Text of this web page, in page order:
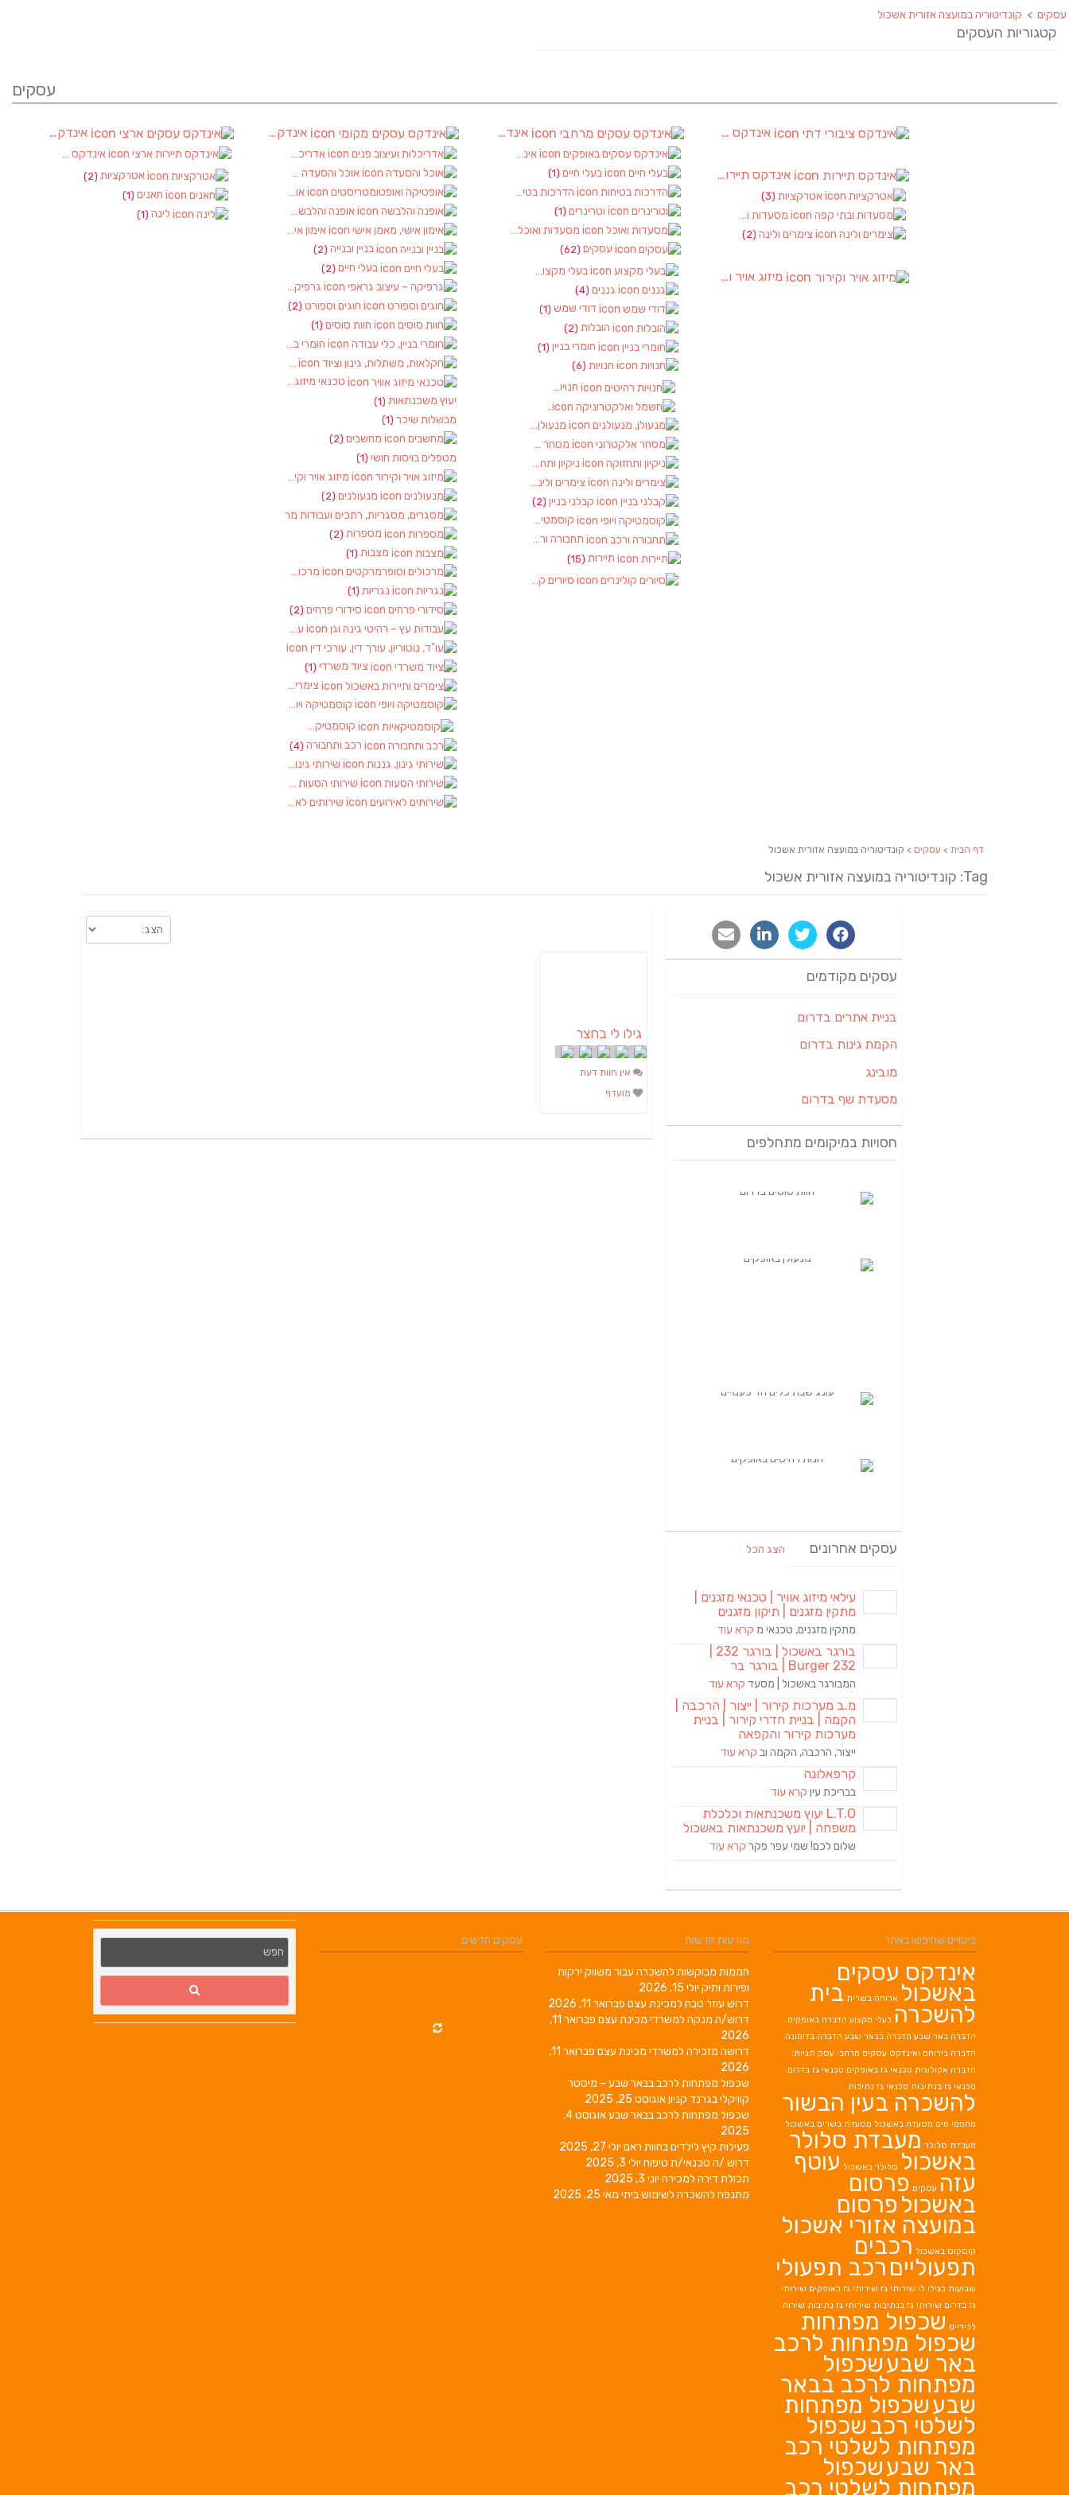
עסקים > קונדיטוריה במועצה אזורית אשכול
קטגוריות העסקים
עסקים
אינדקס עסקים ארצי
אינדקס תיירות ארצי
אטרקציות (2)
חאנים (1)
לינה (1)
אינדקס עסקים מקומי (90)
אדריכלות ועיצוב פנים (2)
אוכל והסעדה (17)
אופטיקה ואופטומטריסטים (1)
אופנה והלבשה
אימון אישי, מאמן אישי
בניין ובנייה (2)
בעלי חיים (2)
גרפיקה – עיצוב גראפי
חוגים וספורט (2)
חוות סוסים (1)
חומרי בניין, כלי עבודה
טכנאי מיזוג אוויר
יעוץ משכנתאות (1)
מבשלות שיכר (1)
מחשבים (2)
מטפלים בויסות חושי (1)
מיזוג אויר וקירור
מנעולנים (2)
מספרות (2)
מצבות (1)
מרכולים וסופרמרקטים
נגריות (1)
סידורי פרחים (2)
עבודות עץ – רהיטי גינה וגן
ציוד משרדי (1)
צימרים ותיירות באשכול
קוסמטיקה ויופי
קוסמטיקאיות
רכב ותחבורה (4)
שירותי גינון, גננות
שירותי הסעות (1)
שירותים לאירועים
אינדקס עסקים מרחבי (97)
אינדקס עסקים באופקים (8)
בעלי חיים (1)
הדרכות בטיחות
וטרינרים (1)
מסעדות ואוכל (3)
עסקים (62)
בעלי מקצוע
גננים (4)
דודי שמש (1)
הובלות (2)
חומרי בניין (1)
חנויות (6)
חנויות רהיטים
חשמל ואלקטרוניקה
מנעולן, מנעולנים
מסחר אלקטרוני
ניקיון ותחזוקה
צימרים ולינה
קבלני בניין (2)
קוסמטיקה ויופי
תחבורה ורכב
תיירות (15)
סיורים קולינרים
אינדקס ציבורי דתי (4)
אינדקס תיירות
אטרקציות (3)
מסעדות ובתי קפה
צימרים ולינה (2)
מיזוג אויר וקירור
דף הבית > עסקים > קונדיטוריה במועצה אזורית אשכול
Tag: קונדיטוריה במועצה אזורית אשכול
גילו לי בחצר
אין חוות דעת
מועדף
עסקים מקודמים
בניית אתרים בדרום
הקמת גינות בדרום
מובינג
מסעדת שף בדרום
חסויות במיקומים מתחלפים
עסקים אחרונים הצג הכל
עילאי מיזוג אוויר | טכנאי מזגנים |
מתקין מזגנים | תיקון מזגנים
מתקין מזגנים, טכנאי מ קרא עוד
Burger 232 | בורגר בר
המבורגר באשכול | מסעד קרא עוד
מ.ב מערכות קירור | ייצור | הרכבה |
הקמה | בניית חדרי קירור | בניית
מערכות קירור והקפאה
ייצור, הרכבה, הקמה וב קרא עוד
קרפאלונה
בבריכת עין קרא עוד
L.T.O יעוץ משכנתאות וכלכלת
משפחה | יועץ משכנתאות באשכול
שלום לכם! שמי עפר פקר קרא עוד
עסקים חדשים מודעות חדשות
חממות מבוקשות להשכרה עבור משווק ירקות
ופירות ותיק יולי 15, 2026
דרוש עוזר טבח למכינת עצם פברואר 11, 2026
דרוש/ה מנקה למשרדי מכינת עצם
פברואר 11,
2026
דרושה מזכירה למשרדי מכינת עצם
פברואר 11,
2026
שכפול מפתחות לרכב בבאר שבע – מיסטר
קוויקלי בגרנד קניוןאוגוסט 25, 2025
שכפול מפתחות לרכב בבאר שבע
אוגוסט 4,
2025
פעילות קיץ לילדים בחוות ראם יולי 27, 2025
דרוש /ה טכנאי/ת טיפוח יולי 3, 2025
תכולת דירה למכירה יוני 3, 2025
מתנפח להשכרה לשימוש ביתי מאי 25, 2025
ביטויים שחיפשו באתר
אינדקס עסקים
באשכול ארוחה בשרית בית
להשכרה בעלי מקצוע הדברה באופקים
הדברה באר שבע הדברה בבאר שבע הדברה בדימונה
הדברה בירוחם ואינדקס עסקים מרחבי עסק תגיות:
הדברה אקולוגית טכנאי גז באופקים טכנאי גז בדרום
טכנאי גז בנתיבות טכנאי גז נתיבות
להשכרה בעין הבשור
מחממי מים מסעדה באשכול מסעדת בשרים באשכול
מעבדת סלולר מעבדת סלולר
באשכול סלולר באשכול עוטף
עזה עסקים פרסום
באשכול פרסום
במועצה אזורי אשכול
קוסקוס באשכול רכבים
תפעוליים רכב תפעולי
שבועות בגילו לי שירותי גז שירותי גז באופקים שירותי
גז בדרום שירותי גז בנתיבות שירותי גז נתיבות שירות
לכיריים שכפול מפתחות
שכפול מפתחות לרכב
באר שבעשכפול
מפתחות לרכב בבאר
שבעשכפול מפתחות
לשלטי רכב שכפול
מפתחות לשלטי רכב
באר שבעשכפול
מפתחות לשלטי רכב